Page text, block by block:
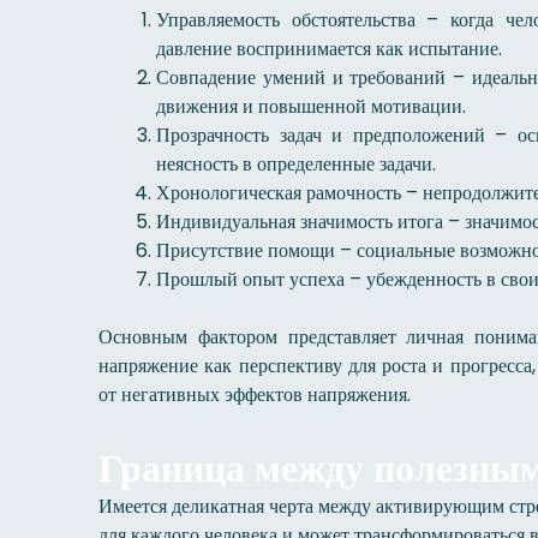
Управляемость обстоятельства – когда
давление воспринимается как испытание.
Совпадение умений и требований –
движения и повышенной мотивации.
Прозрачность задач и предположений –
неясность в определенные задачи.
Хронологическая рамочность –
Индивидуальная значимость итога –
Присутствие помощи – социальные
Прошлый опыт успеха – убежденность в
Основным фактором представляет личная
напряжение как перспективу для роста и
от негативных эффектов напряжения.
Граница между
Имеется деликатная черта между активирующим